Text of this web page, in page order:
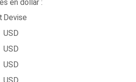
en dollar :
Devise
USD
USD
USD